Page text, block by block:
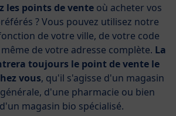
les points de vente où acheter vos
? Vous pouvez utilisez notre
de votre ville, de votre code
de votre adresse complète. La
toujours le point de vente le
vous, qu'il s'agisse d'un magasin
d'une pharmacie ou bien
magasin bio spécialisé.